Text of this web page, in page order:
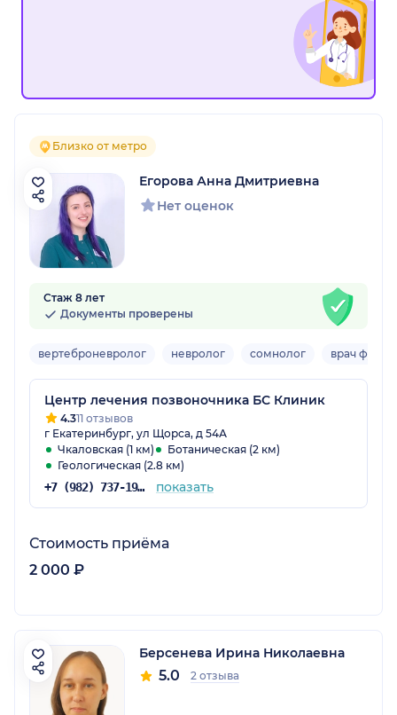
Близко от метро
Егорова Анна Дмитриевна
Нет оценок
Стаж 8 лет
Документы проверены
вертеброневролог невролог сомнолог врач
Центр лечения позвоночника БС Клиник
4.311 отзывов
г Екатеринбург, ул Щорса, д 54А
Чкаловская (1 км)
Ботаническая (2 км)
Геологическая (2.8 км)
+7 (982) 737-19-30 показать
Стоимость приёма
2 000 ₽
Берсенева Ирина Николаевна
5.0 2 отзыва